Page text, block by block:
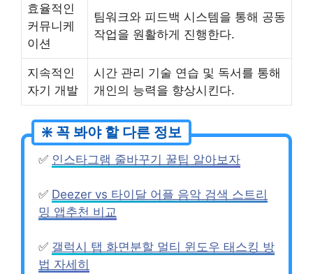
효율적인
커뮤니케
이션
팀워크와 피드백 시스템을 통해 공동
작업을 원활하게 진행한다.
지속적인
자기 개발
시간 관리 기술 연습 및 독서를 통해
개인의 능력을 향상시킨다.
✅ 인스타그램 줄바꾸기 꿀팁 알아보자
✅ Deezer vs 타이달 어플 음악 검색 스트리
밍 앱추천 비교
✅ 갤럭시 탭 화면분할 멀티 윈도우 태스킹 방
법 자세히